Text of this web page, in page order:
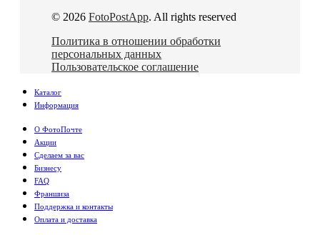
© 2026 FotoPostApp. All rights reserved
Политика в отношении обработки
персональных данных
Пользовательское соглашение
Каталог
Информация
О ФотоПочте
Акции
Сделаем за вас
Бизнесу
FAQ
Франшиза
Поддержка и контакты
Оплата и доставка